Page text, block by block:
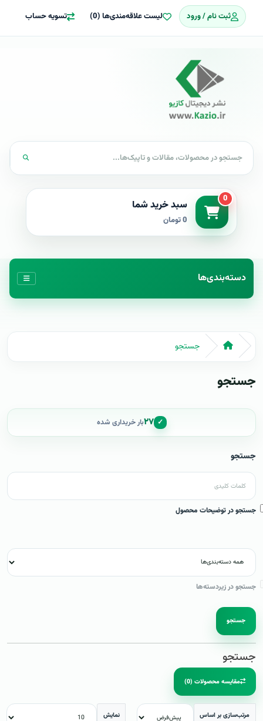
ثبت نام / ورود لیست علاقه‌مندی‌ها (0) تسویه حساب
0 سبد خرید شما
0 تومان
دسته‌بندی‌ها
جستجو
جستجو
✓ ۲۷بار خریداری شده
جستجو
جستجو در توضیحات محصول
جستجو در زیردسته‌ها
جستجو
جستجو
مقایسه محصولات (0)
مرتب‌سازی بر اساس نمایش